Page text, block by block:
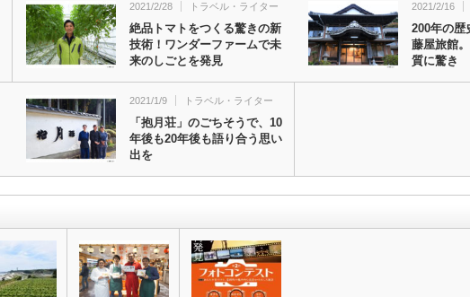
2021/2/28 トラベル・ライター
絶品トマトをつくる驚きの新
技術！ワンダーファームで未
来のしごとを発見
2021/2/16
200年の歴
藤屋旅館
質に驚き
2021/1/9 トラベル・ライター
「抱月荘」のごちそうで、10
年後も20年後も語り合う思い
出を